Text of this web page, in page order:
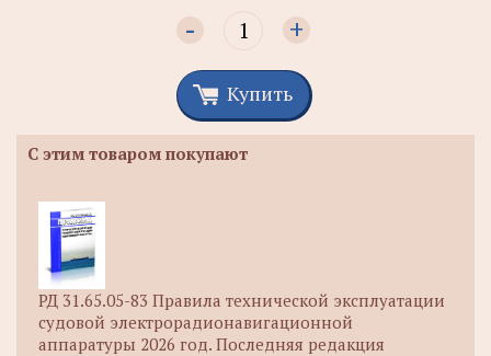
- +
Купить
С этим товаром покупают
РД 31.65.05-83 Правила технической эксплуатации
судовой электрорадионавигационной
аппаратуры 2026 год. Последняя редакция